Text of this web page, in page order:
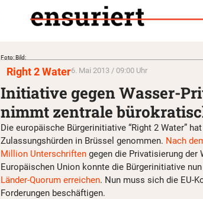
Foto: Bild:
Right 2 Water6. Mai 2013 / 09:00 Uhr
Initiative gegen Wasser-
nimmt zentrale
Die europäische Bürgerinitiative “Right 2 Water”
Zulassungshürden in Brüssel genommen. Nach
Million Unterschriften gegen die Privatisierung der
Europäischen Union konnte die Bürgerinitiative
Länder-Quorum erreichen. Nun muss sich die EU-
Forderungen beschäftigen.